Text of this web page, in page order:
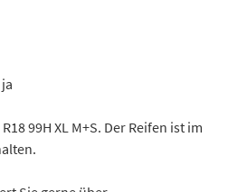
99H XL M+S. Der Reifen ist im